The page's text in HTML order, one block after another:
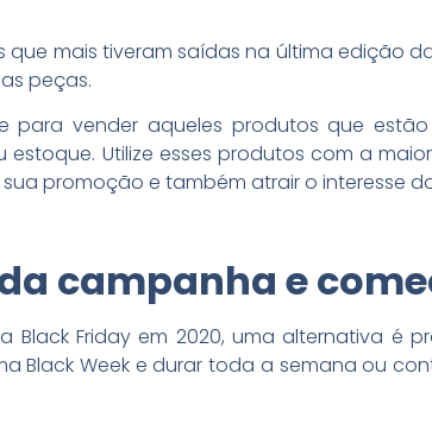
mais tiveram saídas na última edição
peças.
para vender aqueles produtos que
Utilize esses produtos com a
promoção e também atrair o interesse
campanha e
Black Friday em 2020, uma alternativa é
Black Week e durar toda a semana ou